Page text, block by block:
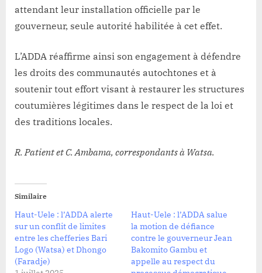
attendant leur installation officielle par le
gouverneur, seule autorité habilitée à cet effet.
L’ADDA réaffirme ainsi son engagement à défendre
les droits des communautés autochtones et à
soutenir tout effort visant à restaurer les structures
coutumières légitimes dans le respect de la loi et
des traditions locales.
R. Patient et C. Ambama, correspondants à Watsa.
Similaire
Haut-Uele : l’ADDA alerte
sur un conflit de limites
entre les chefferies Bari
Logo (Watsa) et Dhongo
(Faradje)
Haut-Uele : l’ADDA salue
la motion de défiance
contre le gouverneur Jean
Bakomito Gambu et
appelle au respect du